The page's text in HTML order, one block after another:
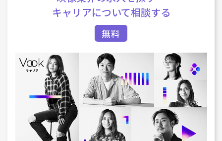
キャリアについて相談する
無料